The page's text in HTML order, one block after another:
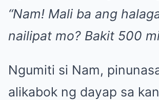
“Nam! Mali ba ang
nailipat mo? Bakit 500
Ngumiti si Nam,
alikabok ng dayap sa